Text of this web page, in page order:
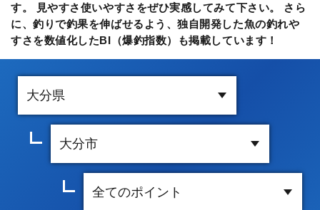
す。 見やすさ使いやすさをぜひ実感してみて下さい。 さら
に、釣りで釣果を伸ばせるよう、独自開発した魚の釣れや
すさを数値化したBI（爆釣指数）も掲載しています！